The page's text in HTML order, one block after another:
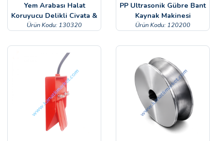
Yem Arabası Halat
Koruyucu Delikli Civata &
Somon
Ürün Kodu: 130320
PP Ultrasonik Gübre Bant
Kaynak Makinesi
Ürün Kodu: 120200